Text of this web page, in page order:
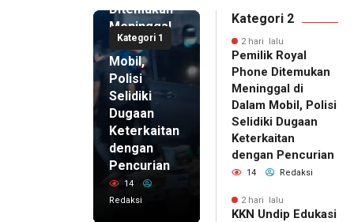
Kategori 1
Ditemukan
Meninggal
di Dalam
Mobil,
Polisi
Selidiki
Dugaan
Keterkaitan
dengan
Pencurian
14
Redaksi
Kategori 2
2 hari lalu
Pemilik Royal
Phone Ditemukan
Meninggal di
Dalam Mobil, Polisi
Selidiki Dugaan
Keterkaitan
dengan Pencurian
14 Redaksi
2 hari lalu
KKN Undip Edukasi